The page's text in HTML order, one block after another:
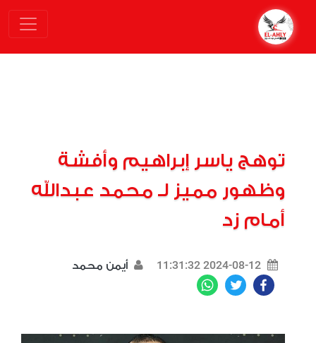
توهج ياسر إبراهيم وأفشة
وظهور مميز لـ محمد عبدالله
أمام زد
2024-08-12 11:31:32 أيمن محمد
Facebook
Twitter